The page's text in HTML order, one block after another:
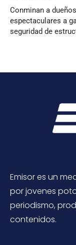
Conminan a
espectaculares a
seguridad de
Emisor es un
por jovenes
periodismo,
contenidos.